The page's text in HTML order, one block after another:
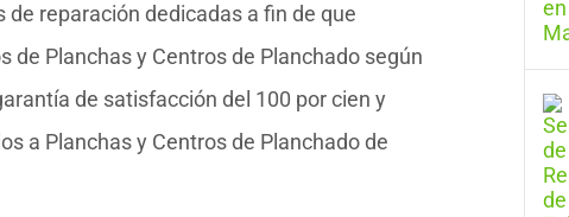
reparación dedicadas a fin de que
Planchas y Centros de Planchado según
de satisfacción del 100 por cien y
a Planchas y Centros de Planchado de